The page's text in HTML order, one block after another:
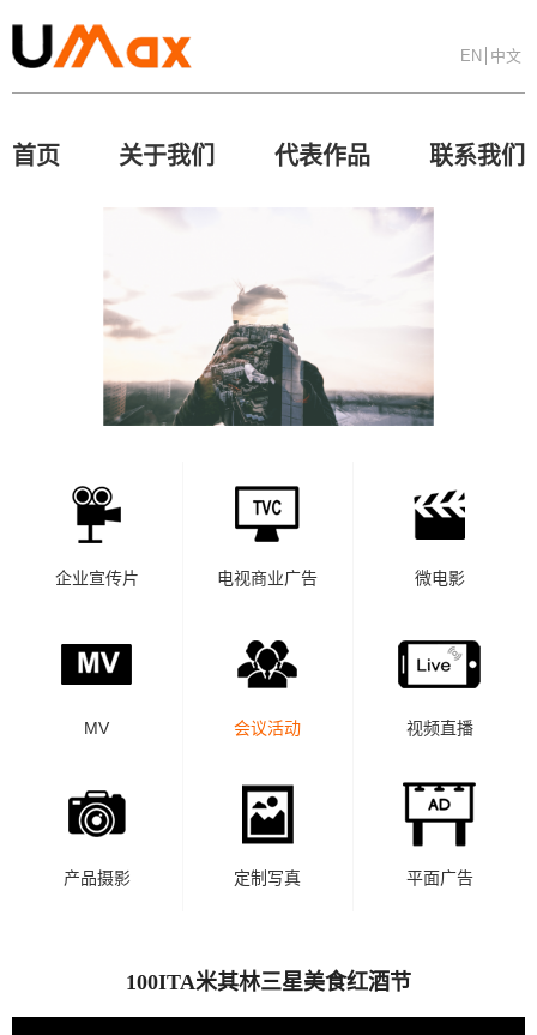
EN 中文
首页 关于我们 代表作品 联系我们
企业宣传片 电视商业广告 微电影
MV 会议活动 视频直播
产品摄影 定制写真 平面广告
100ITA米其林三星美食红酒节